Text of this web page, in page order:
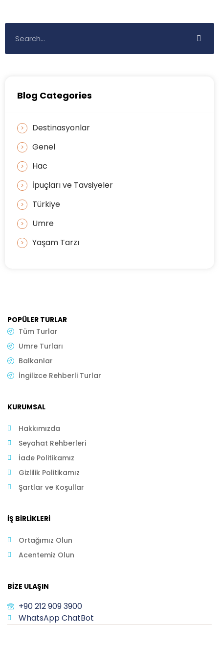
Blog Categories
Destinasyonlar
Genel
Hac
İpuçları ve Tavsiyeler
Türkiye
Umre
Yaşam Tarzı
POPÜLER TURLAR
Tüm Turlar
Umre Turları
Balkanlar
İngilizce Rehberli Turlar
KURUMSAL
Hakkımızda
Seyahat Rehberleri
İade Politikamız
Gizlilik Politikamız
Şartlar ve Koşullar
İŞ BIRLIKLERI
Ortağımız Olun
Acentemiz Olun
BIZE ULAŞIN
+90 212 909 3900
WhatsApp ChatBot